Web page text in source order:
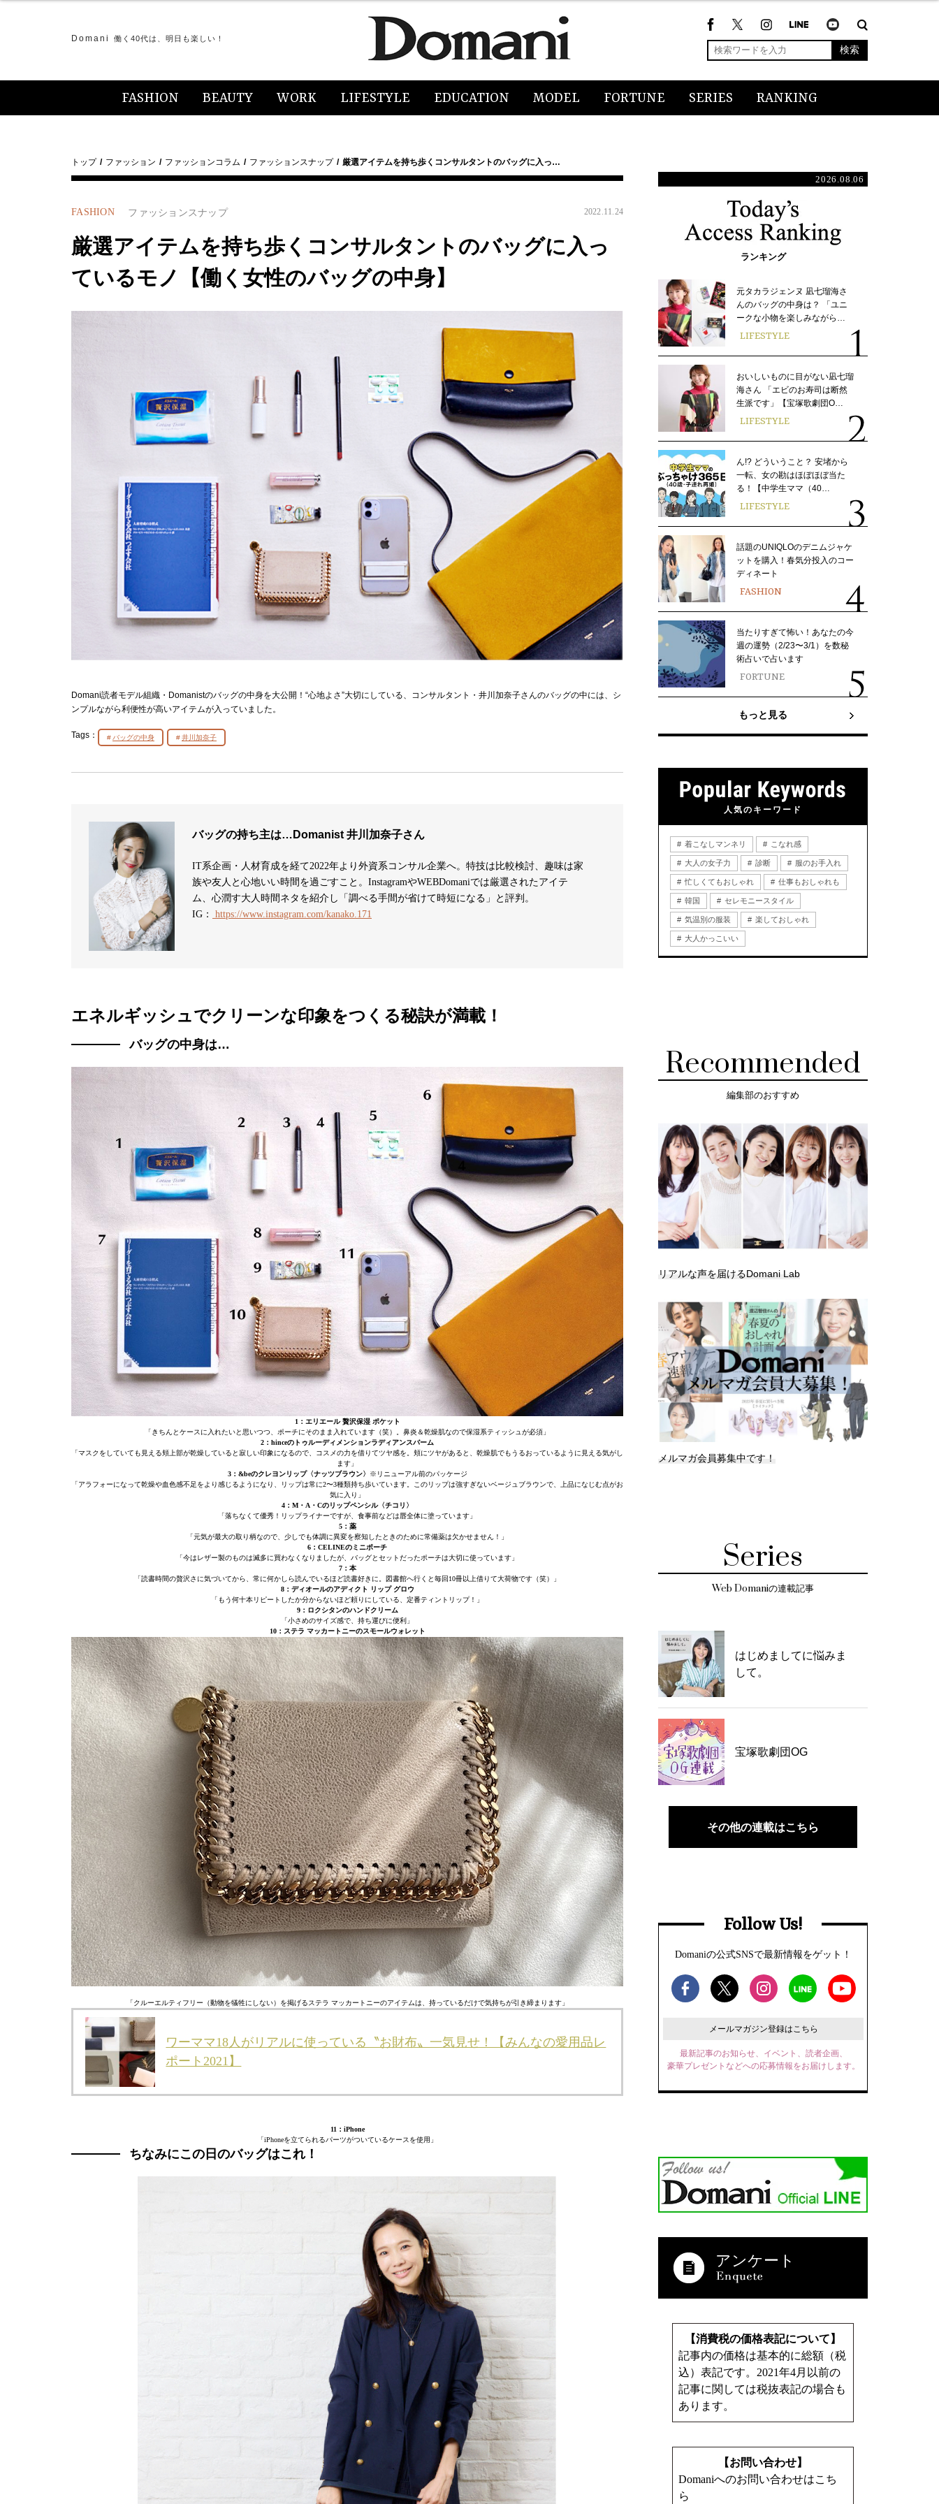
Domani 働く40代は、明日も楽しい！
検索
FASHION BEAUTY WORK LIFESTYLE EDUCATION MODEL FORTUNE SERIES RANKING
トップ ファッション ファッションコラム ファッションスナップ 厳選アイテムを持ち歩くコンサルタントのバッグに入っ…
FASHION ファッションスナップ 2022.11.24
厳選アイテムを持ち歩くコンサルタントのバッグに入っ
ているモノ【働く女性のバッグの中身】
Domani読者モデル組織・Domanistのバッグの中身を大公開！“心地よさ”大切にしている、コンサルタント・井川加奈子さんのバッグの中には、シ
ンプルながら利便性が高いアイテムが入っていました。
Tags： バッグの中身 井川加奈子
バッグの持ち主は…Domanist 井川加奈子さん
IT系企画・人材育成を経て2022年より外資系コンサル企業へ。特技は比較検討、趣味は家
族や友人と心地いい時間を過ごすこと。InstagramやWEBDomaniでは厳選されたアイテ
ム、心潤す大人時間ネタを紹介し「調べる手間が省けて時短になる」と評判。
IG：
https://www.instagram.com/kanako.171
エネルギッシュでクリーンな印象をつくる秘訣が満載！
バッグの中身は…
1：エリエール 贅沢保湿 ポケット
「きちんとケースに入れたいと思いつつ、ポーチにそのまま入れています（笑）。鼻炎＆乾燥肌なので保湿系ティッシュが必須」
2：hinceのトゥルーディメンションラディアンスバーム
「マスクをしていても見える頬上部が乾燥していると寂しい印象になるので、コスメの力を借りてツヤ感を。頬にツヤがあると、乾燥肌でもうるおっているように見える気がし
ます」
3：&beのクレヨンリップ〈ナッツブラウン〉
※リニューアル前のパッケージ
「アラフォーになって乾燥や血色感不足をより感じるようになり、リップは常に2〜3種類持ち歩いています。このリップは強すぎないベージュブラウンで、上品になじむ点がお
気に入り」
4：M・A・Cのリップペンシル〈チコリ〉
「落ちなくて優秀！リップライナーですが、食事前などは唇全体に塗っています」
5：薬
「元気が最大の取り柄なので、少しでも体調に異変を察知したときのために常備薬は欠かせません！」
6：CELINEのミニポーチ
「今はレザー製のものは滅多に買わなくなりましたが、バッグとセットだったポーチは大切に使っています」
7：本
「読書時間の贅沢さに気づいてから、常に何かしら読んでいるほど読書好きに。図書館へ行くと毎回10冊以上借りて大荷物です（笑）」
8：ディオールのアディクト リップ グロウ
「もう何十本リピートしたか分からないほど頼りにしている、定番ティントリップ！」
9：ロクシタンのハンドクリーム
「小さめのサイズ感で、持ち運びに便利」
10：ステラ マッカートニーのスモールウォレット
「クルーエルティフリー（動物を犠牲にしない）を掲げるステラ マッカートニーのアイテムは、持っているだけで気持ちが引き締まります」
ワーママ18人がリアルに使っている〝お財布〟一気見せ！【みんなの愛用品レ
ポート2021】
11：iPhone
「iPhoneを立てられるパーツがついているケースを使用」
ちなみにこの日のバッグはこれ！
2026.08.06
ランキング
元タカラジェンヌ 凪七瑠海さ
んのバッグの中身は？ 「ユニ
ークな小物を楽しみながら…
LIFESTYLE
おいしいものに目がない凪七瑠
海さん 「エビのお寿司は断然
生派です」【宝塚歌劇団O…
LIFESTYLE
ん!? どういうこと？ 安堵から
一転、女の勘はほぼほぼ当た
る！【中学生ママ（40…
LIFESTYLE
話題のUNIQLOのデニムジャケ
ットを購入！春気分投入のコー
ディネート
FASHION
当たりすぎて怖い！あなたの今
週の運勢（2/23〜3/1）を数秘
術占いで占います
FORTUNE
もっと見る
人気のキーワード
着こなしマンネリ こなれ感
大人の女子力 診断 服のお手入れ
忙しくてもおしゃれ 仕事もおしゃれも
韓国 セレモニースタイル
気温別の服装 楽しておしゃれ
大人かっこいい
Recommended
編集部のおすすめ
リアルな声を届けるDomani Lab
メルマガ会員募集中です！
Series
Web Domaniの連載記事
はじめましてに悩みま
して。
宝塚歌劇団OG
その他の連載はこちら
Follow Us!
Domaniの公式SNSで最新情報をゲット！
メールマガジン登録はこちら
最新記事のお知らせ、イベント、読者企画、
豪華プレゼントなどへの応募情報をお届けします。
アンケート
【消費税の価格表記について】
記事内の価格は基本的に総額（税
込）表記です。2021年4月以前の
記事に関しては税抜表記の場合も
あります。
【お問い合わせ】
Domaniへのお問い合わせはこち
ら